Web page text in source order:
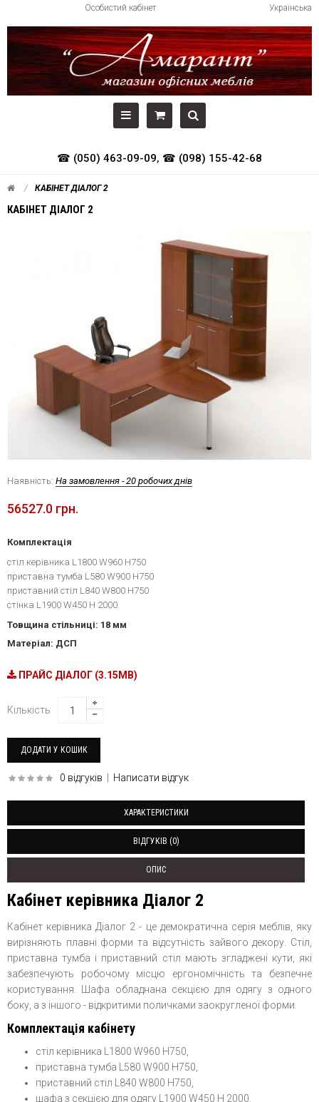
Українська
Особистий кабінет
☎ (050) 463-09-09, ☎ (098) 155-42-68
КАБІНЕТ ДІАЛОГ 2
КАБІНЕТ ДІАЛОГ 2
Наявність: На замовлення - 20 робочих днів
56527.0 грн.
Комплектація
стіл керівника L1800 W960 H750
приставна тумба L580 W900 H750
приставний стіл L840 W800 H750
стінка L1900 W450 H 2000
Товщина стільниці: 18 мм
Матеріал: ДСП
ПРАЙС ДІАЛОГ (3.15MB)
Кількість
0 відгуків Написати відгук
ХАРАКТЕРИСТИКИ
ВІДГУКІВ (0)
ОПИС
Кабінет керівника Діалог 2
Кабінет керівника Діалог 2 - це демократична серія меблів, яку
вирізняють плавні форми та відсутність зайвого декору. Стіл,
приставна тумба і приставний стіл мають згладжені кути, які
забезпечують робочому місцю ергономічність та безпечне
користування. Шафа обладнана секцією для одягу з одного
боку, а з іншого - відкритими поличками заокругленої форми.
Комплектація кабінету
стіл керівника L1800 W960 H750,
приставна тумба L580 W900 H750,
приставний стіл L840 W800 H750,
шафа з секцією для одягу L1900 W450 H 2000.